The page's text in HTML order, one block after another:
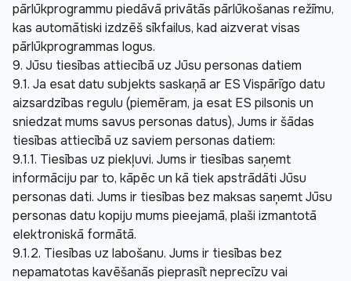
pārlūkprogrammu piedāvā privātās pārlūkošanas režīmu,
kas automātiski izdzēš sīkfailus, kad aizverat visas
pārlūkprogrammas logus.
9. Jūsu tiesības attiecībā uz Jūsu personas datiem
9.1. Ja esat datu subjekts saskaņā ar ES Vispārīgo datu
aizsardzības regulu (piemēram, ja esat ES pilsonis un
sniedzat mums savus personas datus), Jums ir šādas
tiesības attiecībā uz saviem personas datiem:
9.1.1. Tiesības uz piekļuvi. Jums ir tiesības saņemt
informāciju par to, kāpēc un kā tiek apstrādāti Jūsu
personas dati. Jums ir tiesības bez maksas saņemt Jūsu
personas datu kopiju mums pieejamā, plaši izmantotā
elektroniskā formātā.
9.1.2. Tiesības uz labošanu. Jums ir tiesības bez
nepamatotas kavēšanās pieprasīt neprecīzu vai